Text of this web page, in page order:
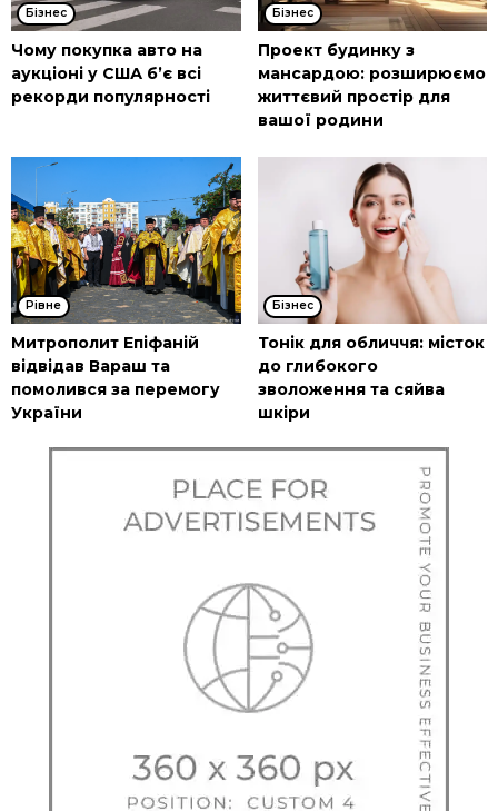
Бізнес
Чому покупка авто на
аукціоні у США б’є всі
рекорди популярності
Бізнес
Проект будинку з
мансардою: розширюємо
життєвий простір для
вашої родини
Рівне
Митрополит Епіфаній
відвідав Вараш та
помолився за перемогу
України
Бізнес
Тонік для обличчя: місток
до глибокого
зволоження та сяйва
шкіри